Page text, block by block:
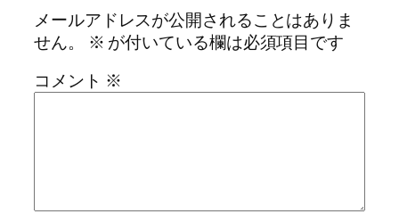
メールアドレスが公開されることはありま
せん。
※ が付いている欄は必須項目です
コメント ※